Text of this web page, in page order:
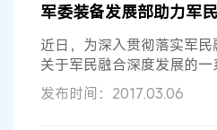
刚刚过去的“八一”建军节，
化，在我国 国防 科技发展
靠创新构筑实力 在诸多先
军委装备发展部助力军
近日，为深入贯彻落实军
关于军民融合深度发展的
防专利技术向民用领域转化
国防知识产权局集中解密了
发布时间：2017.03.06